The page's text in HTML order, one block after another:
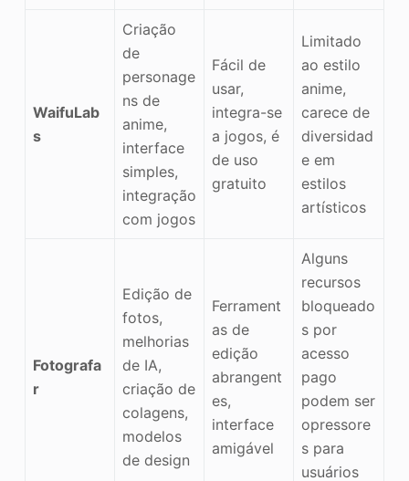
WaifuLab
s
Criação
de
personage
ns de
anime,
interface
simples,
integração
com jogos
Fácil de
usar,
integra-se
a jogos, é
de uso
gratuito
Limitado
ao estilo
anime,
carece de
diversidad
e em
estilos
artísticos
Fotografa
r
Edição de
fotos,
melhorias
de IA,
criação de
colagens,
modelos
de design
Ferrament
as de
edição
abrangent
es,
interface
amigável
Alguns
recursos
bloqueado
s por
acesso
pago
podem ser
opressore
s para
usuários